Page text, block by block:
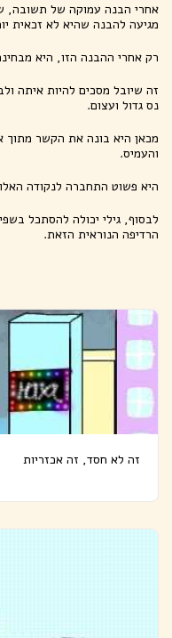
אחרי הבנה עמוקה של תשובה,
מגיעה להבנה שהיא לא זכאית
רק אחרי ההבנה הזו, היא
זה שיובל מסכים להיות איתה
נס גדול ועצום.
מכאן היא בונה את הקשר
והעמיס.
היא פשוט התחברה לנקודה
לבסוף, גילי יכולה להסתכל
הרדיפה הנוראית הזאת.
זה לא חסד, זה אכזריות